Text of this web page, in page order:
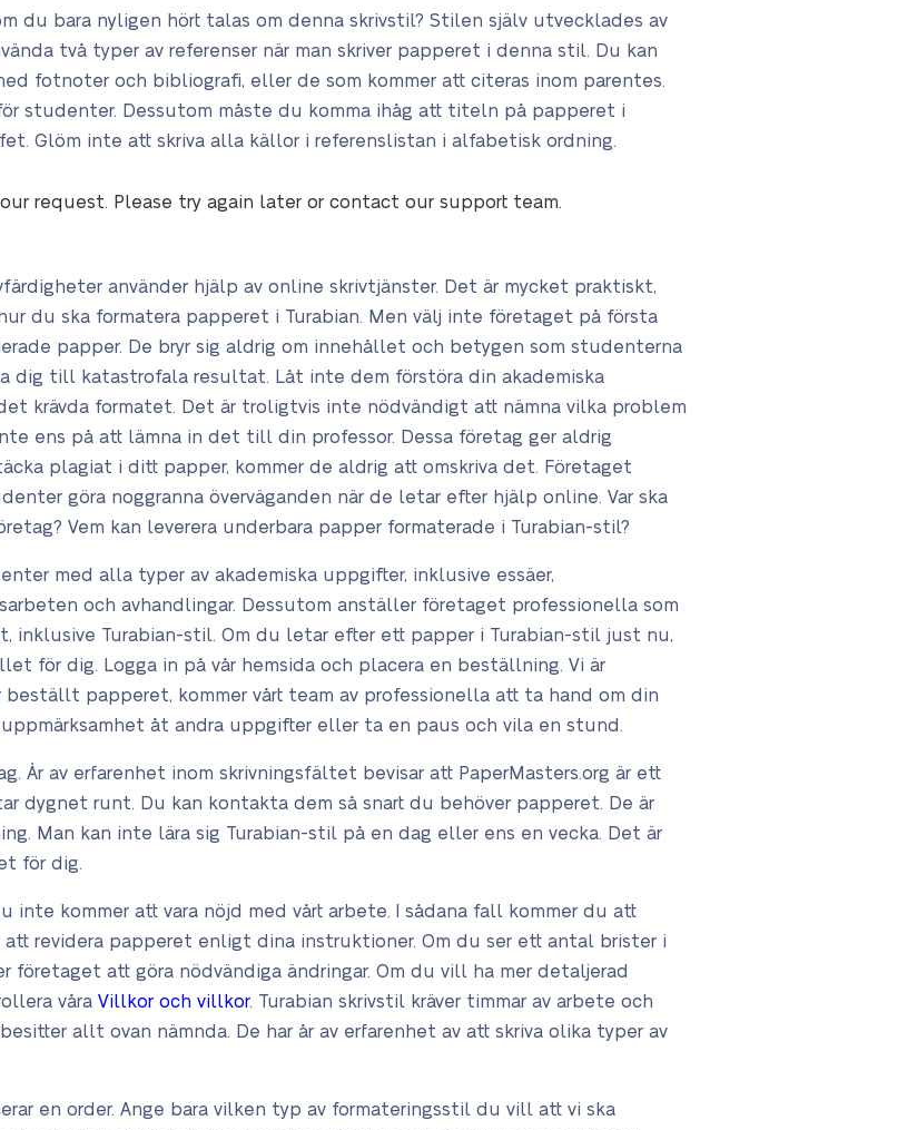
du bara nyligen hört talas om denna skrivstil? Stilen själv utvecklades av
två typer av referenser när man skriver papperet i denna stil. Du kan
fotnoter och bibliografi, eller de som kommer att citeras inom parentes.
studenter. Dessutom måste du komma ihåg att titeln på papperet i
Glöm inte att skriva alla källor i referenslistan i alfabetisk ordning.
request. Please try again later or contact our support team.
använder hjälp av online skrivtjänster. Det är mycket praktiskt,
du ska formatera papperet i Turabian. Men välj inte företaget på första
papper. De bryr sig aldrig om innehållet och betygen som studenterna
dig till katastrofala resultat. Låt inte dem förstöra din akademiska
krävda formatet. Det är troligtvis inte nödvändigt att nämna vilka problem
ens på att lämna in det till din professor. Dessa företag ger aldrig
plagiat i ditt papper, kommer de aldrig att omskriva det. Företaget
göra noggranna överväganden när de letar efter hjälp online. Var ska
Vem kan leverera underbara papper formaterade i Turabian-stil?
med alla typer av akademiska uppgifter, inklusive essäer,
och avhandlingar. Dessutom anställer företaget professionella som
inklusive Turabian-stil. Om du letar efter ett papper i Turabian-stil just nu,
för dig. Logga in på vår hemsida och placera en beställning. Vi är
papperet, kommer vårt team av professionella att ta hand om din
åt andra uppgifter eller ta en paus och vila en stund.
År av erfarenhet inom skrivningsfältet bevisar att PaperMasters.org är ett
dygnet runt. Du kan kontakta dem så snart du behöver papperet. De är
Man kan inte lära sig Turabian-stil på en dag eller ens en vecka. Det är
för dig.
kommer att vara nöjd med vårt arbete. I sådana fall kommer du att
att revidera papperet enligt dina instruktioner. Om du ser ett antal brister i
att göra nödvändiga ändringar. Om du vill ha mer detaljerad
våra Villkor och villkor. Turabian skrivstil kräver timmar av arbete och
allt ovan nämnda. De har år av erfarenhet av att skriva olika typer av
en order. Ange bara vilken typ av formateringsstil du vill att vi ska